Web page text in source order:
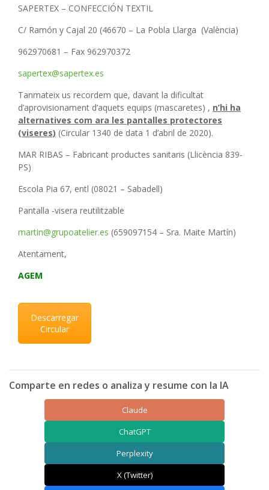
SAPERTEX – CONFECCIÓN TEXTIL
C/ Ramón y Cajal 20 (46670 – La Pobla Llarga (València)
962970681 – Fax 962970372
sapertex@sapertex.es
Tanmateix us recordem que, davant la dificultat
d’aprovisionament d’aquets equips (mascaretes) , n’hi ha
alternatives com ara les pantalles protectores
(viseres) (Circular 1340 de data 1 d’abril de 2020).
MAR RIBAS – Fabricant productes sanitaris (Llicència 839-
PS)
Escola Pia 67, entl (08021 – Sabadell)
Pantalla -visera reutilitzable
martin@grupoatelier.es (659097154 – Sra. Maite Martín)
Atentament,
AGEM
Descarregar
Circular
Comparte en redes o analiza y resume con la IA
Claude
ChatGPT
Perplexity
X (Twitter)